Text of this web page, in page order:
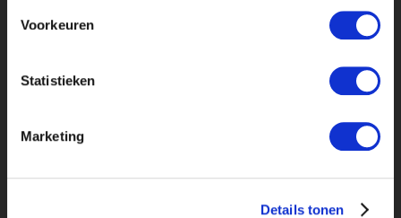
Voorkeuren
Statistieken
Marketing
Details tonen